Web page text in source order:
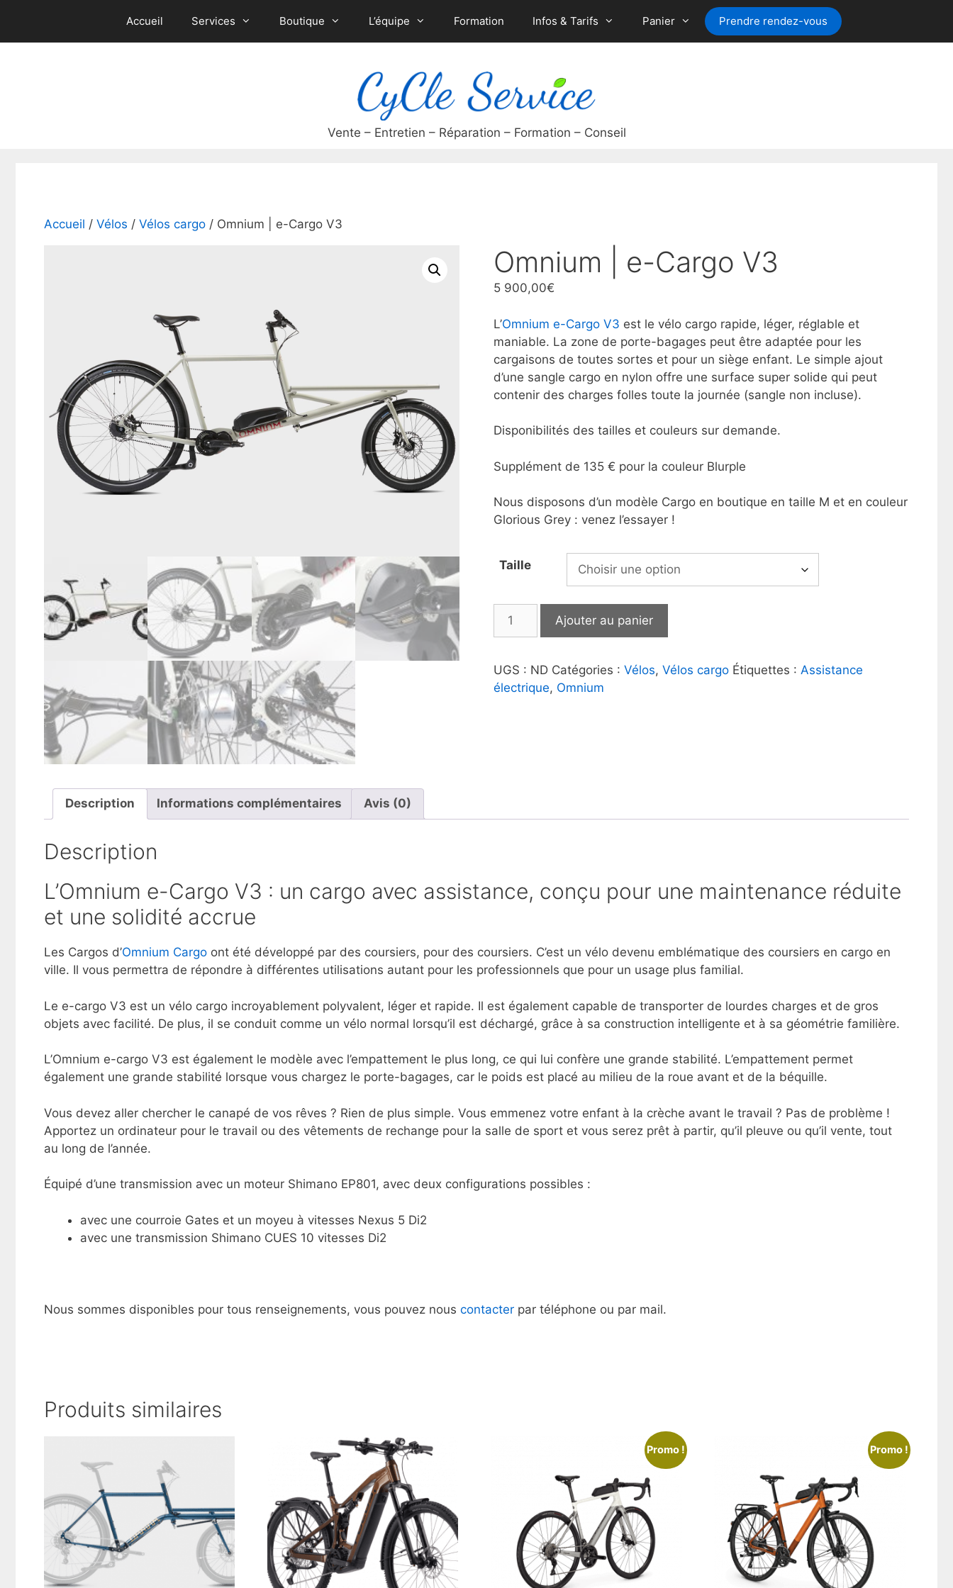
contenu
Accueil Services Boutique L’équipe Formation Infos & Tarifs Panier Prendre rendez-vous
Accueil / Vélos / Vélos cargo / Omnium | e-Cargo V3
Omnium | e-Cargo V3
5 900,00€
L’Omnium e-Cargo V3 est le vélo cargo rapide, léger, réglable et
maniable. La zone de porte-bagages peut être adaptée pour les
cargaisons de toutes sortes et pour un siège enfant. Le simple ajout
d’une sangle cargo en nylon offre une surface super solide qui peut
contenir des charges folles toute la journée (sangle non incluse).
Disponibilités des tailles et couleurs sur demande.
Supplément de 135 € pour la couleur Blurple
Nous disposons d’un modèle Cargo en boutique en taille M et en couleur
Glorious Grey : venez l’essayer !
Taille
|
e-
Ajouter au panier
UGS : ND Catégories :Vélos,Vélos cargo Étiquettes : Assistance
électrique, Omnium
Description Informations complémentaires Avis (0)
Description
L’Omnium e-Cargo V3 : un cargo avec assistance, conçu pour une maintenance réduite
et une solidité accrue
Les Cargos d’Omnium Cargo ont été développé par des coursiers, pour des coursiers. C’est un vélo devenu emblématique des coursiers en cargo en
ville. Il vous permettra de répondre à différentes utilisations autant pour les professionnels que pour un usage plus familial.
Le e-cargo V3 est un vélo cargo incroyablement polyvalent, léger et rapide. Il est également capable de transporter de lourdes charges et de gros
objets avec facilité. De plus, il se conduit comme un vélo normal lorsqu’il est déchargé, grâce à sa construction intelligente et à sa géométrie familière.
L’Omnium e-cargo V3 est également le modèle avec l’empattement le plus long, ce qui lui confère une grande stabilité. L’empattement permet
également une grande stabilité lorsque vous chargez le porte-bagages, car le poids est placé au milieu de la roue avant et de la béquille.
Vous devez aller chercher le canapé de vos rêves ? Rien de plus simple. Vous emmenez votre enfant à la crèche avant le travail ? Pas de problème !
Apportez un ordinateur pour le travail ou des vêtements de rechange pour la salle de sport et vous serez prêt à partir, qu’il pleuve ou qu’il vente, tout
au long de l’année.
Équipé d’une transmission avec un moteur Shimano EP801, avec deux configurations possibles :
avec une courroie Gates et un moyeu à vitesses Nexus 5 Di2
avec une transmission Shimano CUES 10 vitesses Di2
Nous sommes disponibles pour tous renseignements, vous pouvez nous contacter par téléphone ou par mail.
Produits similaires
Promo ! Promo !